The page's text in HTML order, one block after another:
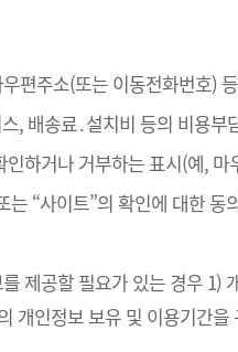
편주소(또는 이동전화번호)
, 배송료․설치비 등의 비용부
하거나 거부하는 표시(예, 마
“사이트”의 확인에 대한 동
제공할 필요가 있는 경우 1)
개인정보 보유 및 이용기간